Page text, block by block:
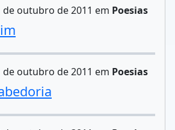
de outubro de 2011 em Poesias
de outubro de 2011 em Poesias